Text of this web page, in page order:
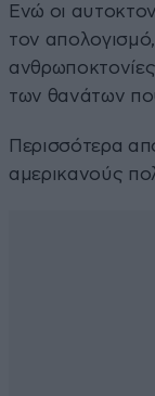
Ενώ οι
τον απολογισμό,
των θανάτων
Περισσότερα
αμερικανούς